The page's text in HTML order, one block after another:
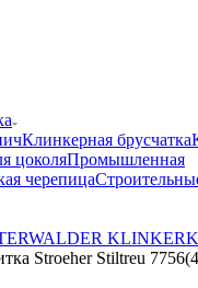
Клинкерная брусчатка
цоколяПромышленная
черепица
KLINKER
Stroeher Stiltreu